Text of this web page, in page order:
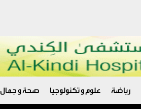
رياضة علوم و تكنولوجيا صحة و جمال